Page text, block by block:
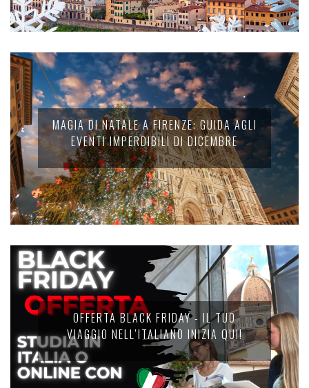
MAGIA DI NATALE A FIRENZE: GUIDA AGLI
EVENTI IMPERDIBILI DI DICEMBRE
OFFERTA BLACK FRIDAY - IL TUO
VIAGGIO NELL’ITALIANO INIZIA QUI!